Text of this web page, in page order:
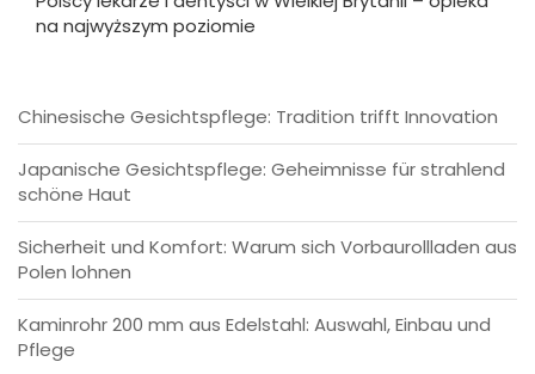
na najwyższym poziomie
Chinesische Gesichtspflege: Tradition trifft Innovation
Japanische Gesichtspflege: Geheimnisse für strahlend
schöne Haut
Sicherheit und Komfort: Warum sich Vorbaurollladen aus
Polen lohnen
Kaminrohr 200 mm aus Edelstahl: Auswahl, Einbau und
Pflege